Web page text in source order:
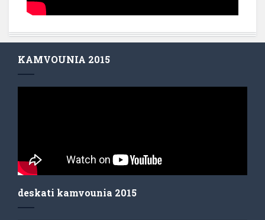
KAMVOUNIA 2015
deskati kamvounia 2015